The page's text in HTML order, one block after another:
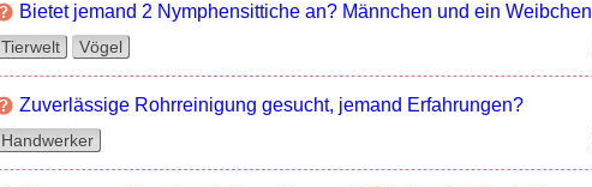
Bietet jemand 2 Nymphensittiche an? Männchen und ein Weibchen
Tierwelt Vögel
Zuverlässige Rohrreinigung gesucht, jemand Erfahrungen?
Handwerker